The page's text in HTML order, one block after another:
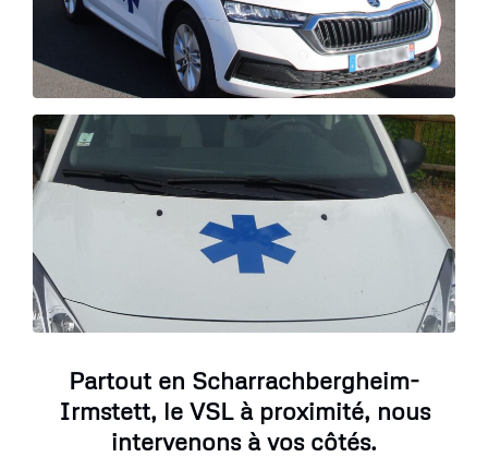
Partout en Scharrachbergheim-
Irmstett, le VSL à proximité, nous
intervenons à vos côtés.